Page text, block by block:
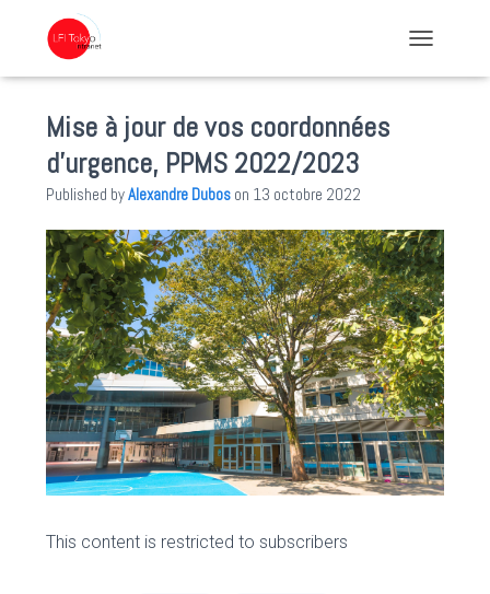
Mise à jour de vos coordonnées
d’urgence, PPMS 2022/2023
Published byAlexandre Dubos on 13 octobre 2022
This content is restricted to subscribers